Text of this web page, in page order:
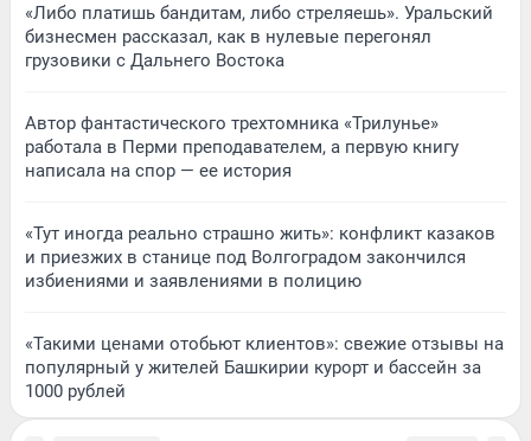
«Либо платишь бандитам, либо стреляешь». Уральский
бизнесмен рассказал, как в нулевые перегонял
грузовики с Дальнего Востока
Автор фантастического трехтомника «Трилунье»
работала в Перми преподавателем, а первую книгу
написала на спор — ее история
«Тут иногда реально страшно жить»: конфликт казаков
и приезжих в станице под Волгоградом закончился
избиениями и заявлениями в полицию
«Такими ценами отобьют клиентов»: свежие отзывы на
популярный у жителей Башкирии курорт и бассейн за
1000 рублей